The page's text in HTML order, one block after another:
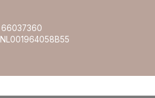
66037360
NL001964058B55